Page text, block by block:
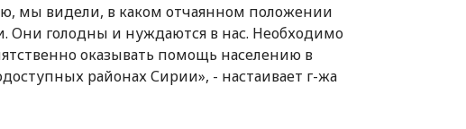
мы видели, в каком отчаянном положении
Они голодны и нуждаются в нас. Необходимо
оказывать помощь населению в
районах Сирии», - настаивает г-жа